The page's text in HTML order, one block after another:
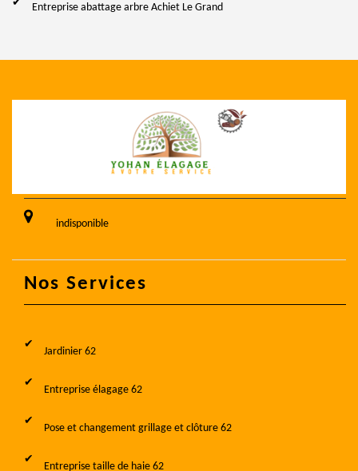
Entreprise abattage arbre Achiet Le Grand
indisponible
Nos Services
Jardinier 62
Entreprise élagage 62
Pose et changement grillage et clôture 62
Entreprise taille de haie 62